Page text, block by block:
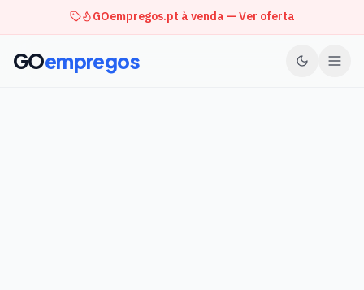
GOempregos.pt à venda — Ver oferta
GOempregos